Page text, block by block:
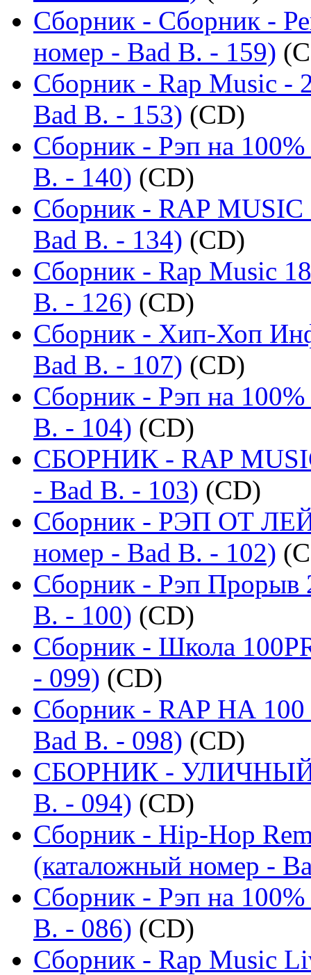
Сборник - Сборник -
номер - Bad B. - 159)
Сборник - Rap Music -
Bad B. - 153) (CD)
Сборник - Рэп на
B. - 140) (CD)
Сборник - RAP
Bad B. - 134) (CD)
Сборник - Rap Music
B. - 126) (CD)
Сборник - Хип-Хоп
Bad B. - 107) (CD)
Сборник - Рэп на
B. - 104) (CD)
СБОРНИК - RAP
- Bad B. - 103) (CD)
Сборник - РЭП ОТ
номер - Bad B. - 102)
Сборник - Рэп Прорыв
B. - 100) (CD)
Сборник - Школа
- 099) (CD)
Сборник - RAP НА 100
Bad B. - 098) (CD)
СБОРНИК - УЛИЧНЫЙ
B. - 094) (CD)
Сборник - Hip-Hop
(каталожный номер -
Сборник - Рэп на
B. - 086) (CD)
Сборник - Rap Music